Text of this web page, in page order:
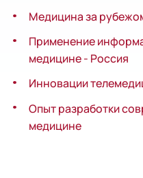
Медицина за
Применение
медицине - Россия
Инновации
Опыт разработки
медицине